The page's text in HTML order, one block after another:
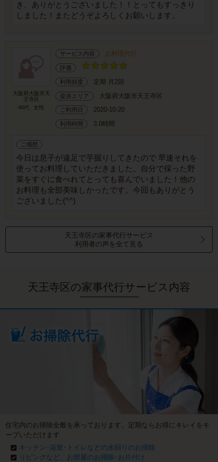
き、ありがとうございました！！とってもすっきり
しました！またどうぞよろしくお願いします。
大阪府大阪市天
王寺区
40代
女性
サービス内容 お料理代行
評価
利用頻度 定期 月2回
提供エリア 大阪府大阪市天王寺区
ご利用日 2020-10-20
利用時間 3.0時間
ご感想
今日は息子が遠足で芋掘りしてきたので 早速それを
使ってお料理していただきました。自分で採った野
菜をすぐに食べれてとっても喜んでいました！他の
お料理も全部美味しかったです。今回もありがとう
ございました(^^)
天王寺区の家事代行サービス
利用者の声を全て見る
天王寺区の家事代行サービス内容
住宅内のお掃除全般を承っております。定期ならお得にキレイをキ
ープいただけます
キッチン･浴室･トイレなどの水回りのお掃除
リビングなど、お部屋のお掃除･お片付け